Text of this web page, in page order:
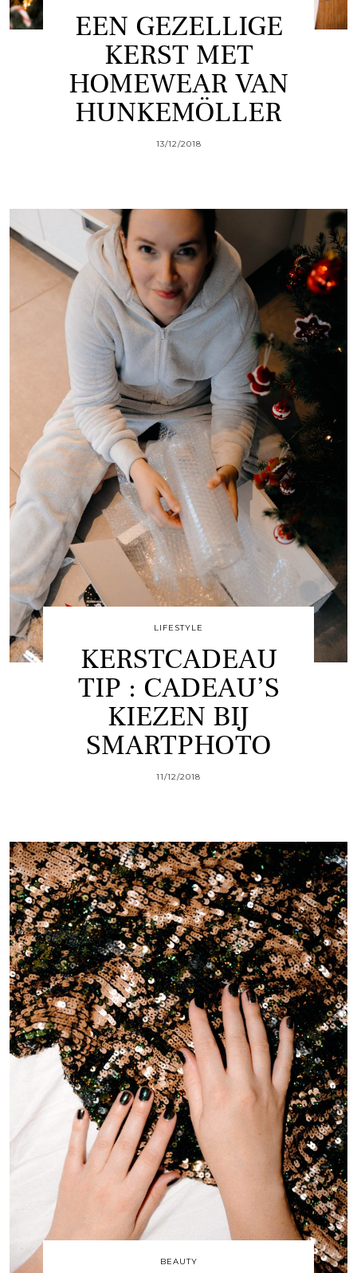
EEN GEZELLIGE
KERST MET
HOMEWEAR VAN
HUNKEMÖLLER
13/12/2018
LIFESTYLE
KERSTCADEAU
TIP : CADEAU’S
KIEZEN BIJ
SMARTPHOTO
11/12/2018
BEAUTY